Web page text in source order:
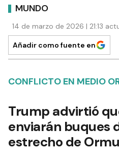
MUNDO
14 de marzo de 2026 | 21:13
Añadir como fuente en
CONFLICTO EN MEDIO
Trump advirtió
enviarán buques
estrecho de